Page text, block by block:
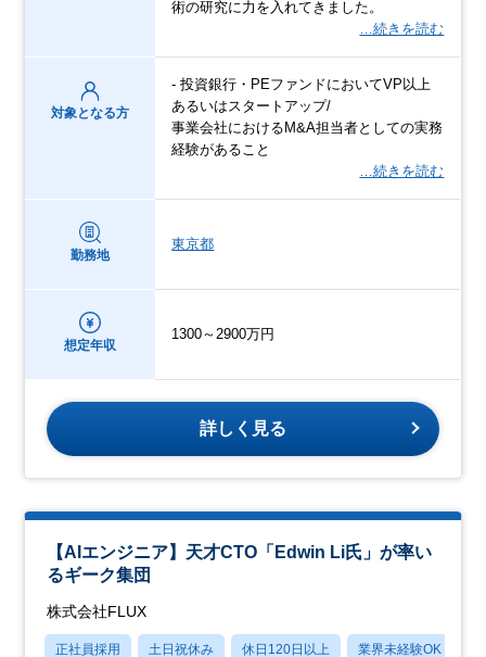
術の研究に力を入れてきました。
…続きを読む
対象となる方
- 投資銀行・PEファンドにおいてVP以上
あるいはスタートアップ/
事業会社におけるM&A担当者としての実務
経験があること
…続きを読む
勤務地
東京都
想定年収
1300～2900万円
詳しく見る
【AIエンジニア】天才CTO「Edwin Li氏」が率い
るギーク集団
株式会社FLUX
正社員採用 土日祝休み 休日120日以上 業界未経験OK